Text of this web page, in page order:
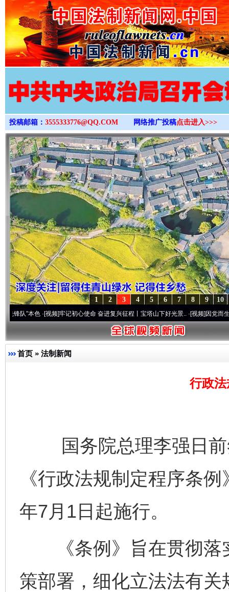
>
投稿邮箱： 3555333776@QQ.COM 网络推广投稿点击进入>>>
10
9
8
7
6
5
4
3
2
1
·[视频]牢记初心使命 奋进复兴征程丨宝塔山下好光景..·[视频]因党而生 为党而
首页 » 法制新闻
行政
国务院总理李强日前
《行政法规制定程序条
年7月1日起施行。
《条例》旨在贯彻落
策部署，细化立法法有